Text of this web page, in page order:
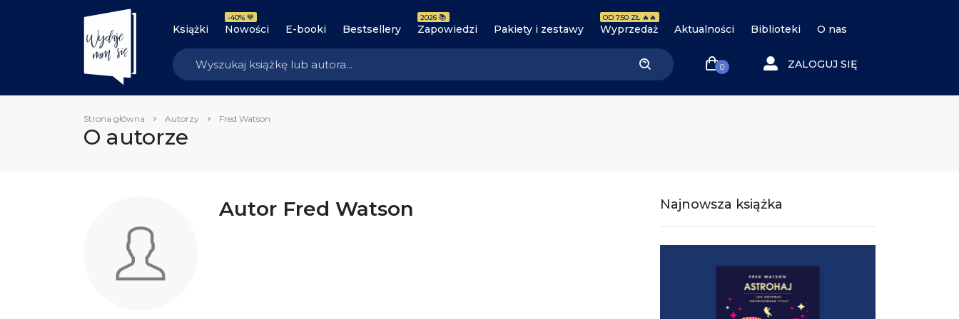
Książki Nowości
-40% 💙
E-booki Bestsellery Zapowiedzi
2026 📚
Pakiety i zestawy Wyprzedaż
OD 7.50 ZŁ 🔥🔥
Aktualności Biblioteki O nas
0 ZALOGUJ SIĘ
Strona główna Autorzy Fred Watson
O autorze
Autor Fred Watson Najnowsza książka